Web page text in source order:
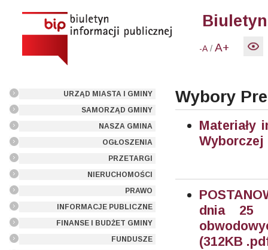
-A /A+
URZĄD MIASTA I GMINY
SAMORZĄD GMINY
NASZA GMINA
OGŁOSZENIA
PRZETARGI
NIERUCHOMOŚCI
PRAWO
INFORMACJE PUBLICZNE
FINANSE I BUDŻET GMINY
FUNDUSZE
Wybory
Materiały
Wyborczej
dnia 25
(312KB